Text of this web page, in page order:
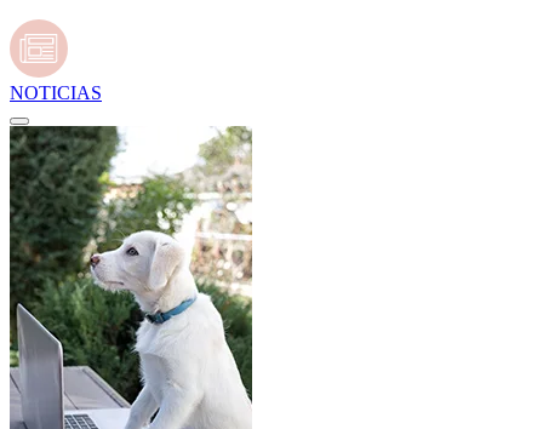
NOTICIAS